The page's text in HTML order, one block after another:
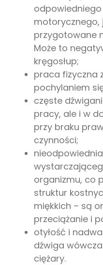
motorycznego,
przygotowane
Może to
kręgosłup;
praca fizyczna
pochylaniem
częste
pracy, ale i w
przy braku
czynności;
organizmu, co
struktur
miękkich – są
przeciążanie i
otyłość i
dźwiga
ciężary.